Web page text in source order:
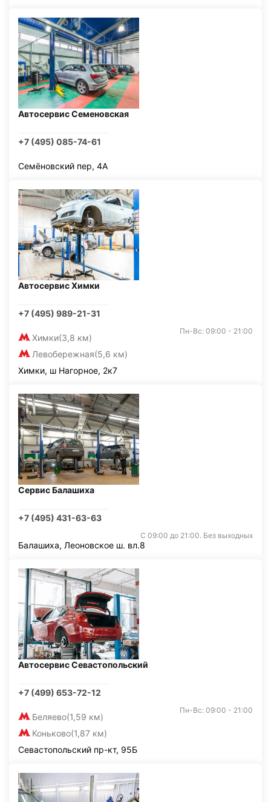
Автосервис Семеновская
+7 (495) 085-74-61
Семёновский пер, 4А
Автосервис Химки
+7 (495) 989-21-31
Химки(3,8 км)
Левобережная(5,6 км)
Пн-Вс: 09:00 - 21:00
Химки, ш Нагорное, 2к7
Сервис Балашиха
+7 (495) 431-63-63
С 09:00 до 21:00. Без выходных
Балашиха, Леоновское ш. вл.8
Автосервис Севастопольский
+7 (499) 653-72-12
Беляево(1,59 км)
Коньково(1,87 км)
Пн-Вс: 09:00 - 21:00
Севастопольский пр-кт, 95Б